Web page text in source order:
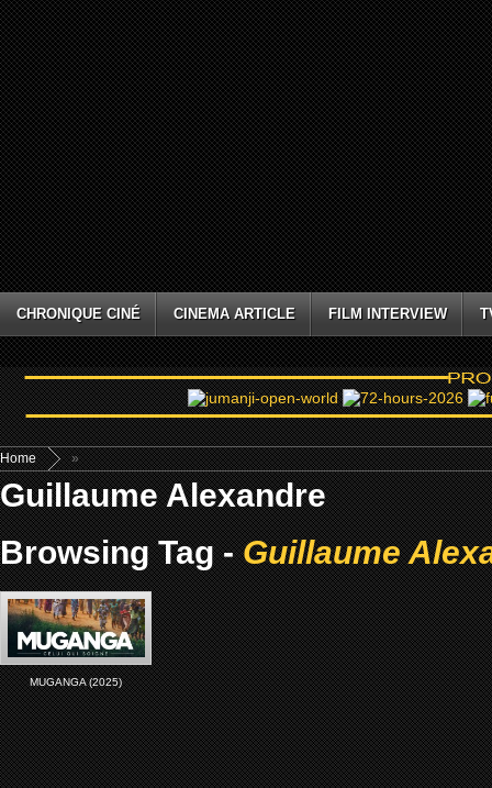
CHRONIQUE CINÉ CINEMA ARTICLE FILM INTERVIEW
Home »
Guillaume Alexandre
Browsing Tag -Guillaume
MUGANGA (2025)